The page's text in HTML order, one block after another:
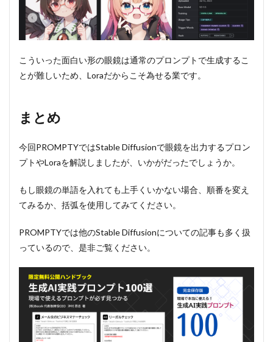
こういった面白い形の眼鏡は通常のプロンプトで生成するこ
とが難しいため、Loraだからこそ為せる業です。
まとめ
今回PROMPTYではStable Diffusionで眼鏡を出力するプロン
プトやLoraを解説しましたが、いかがだったでしょうか。
もし眼鏡の単語を入れても上手くいかない場合、順番を変え
てみるか、括弧を使用してみてください。
PROMPTYでは他のStable Diffusionについての記事も多く扱
っているので、是非ご覧ください。